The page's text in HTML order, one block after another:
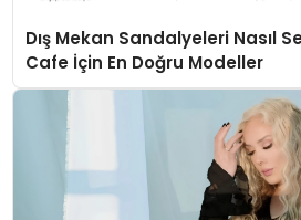
Dış Mekan Sandalyeleri Nasıl
Cafe İçin En Doğru Modeller